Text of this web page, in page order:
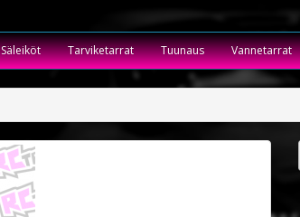
Säleiköt Tarviketarrat Tuunaus Vannetarrat